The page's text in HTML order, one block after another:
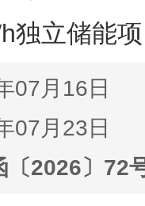
独立储能
07月16日
07月23日
〔2026〕72